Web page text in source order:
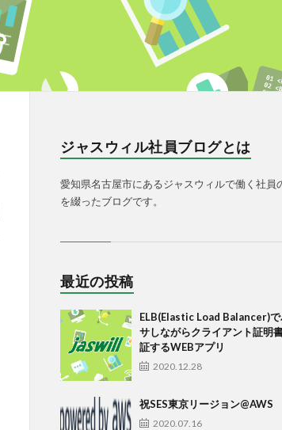
ジャスウィル社員ブログとは
愛知県名古屋市にあるジャスウィルで働く社員
を綴ったブログです。
最近の投稿
ELB(Elastic Load Balancer)
サしながらクライアント証明
証するWEBアプリ
2020.12.28
祝SES東京リージョン@AWS
2020.07.16